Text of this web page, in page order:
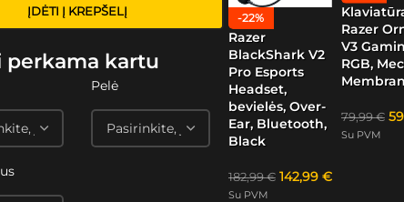
ĮDĖTI Į KREPŠELĮ
perkama kartu
Pelė
-22%
Razer
BlackShark V2
Pro Esports
Headset,
bevielės, Over-
Ear, Bluetooth,
Black
182,99€ 142,99 €
Su PVM
Razer
V3
RGB,
79,99€
Su PVM